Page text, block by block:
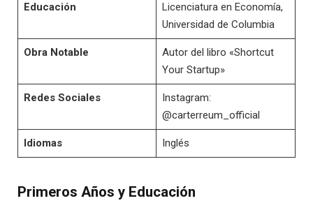
Educación
Licenciatura en Economía,
Universidad de Columbia
Obra Notable
Autor del libro «Shortcut
Your Startup»
Redes Sociales
Instagram:
@carterreum_official
Idiomas Inglés
Primeros Años y Educación